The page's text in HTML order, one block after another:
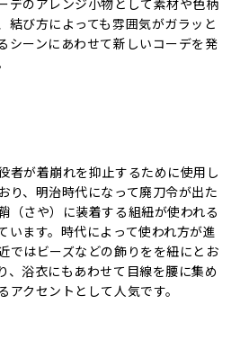
デのアレンジ小物として素材や色柄
結び方によっても雰囲気がガラッと
シーンにあわせて新しいコーデを発
者が着崩れを抑止するために使用し
り、明治時代になって廃刀令が出た
（さや）に装着する組紐が使われる
います。時代によって使われ方が進
ではビーズなどの飾りをを紐にとお
、浴衣にもあわせて目線を腰に集め
クセントとして人気です。